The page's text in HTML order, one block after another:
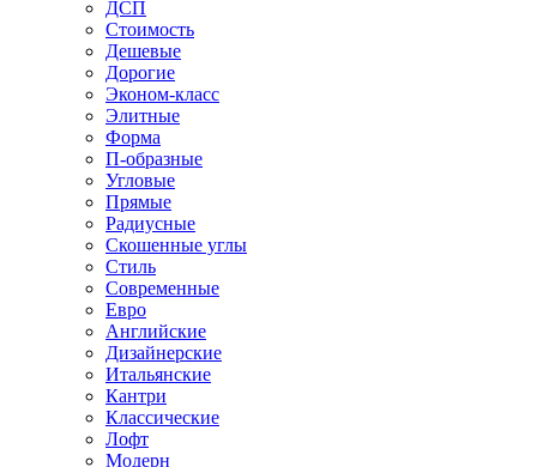
ДСП
Стоимость
Дешевые
Дорогие
Эконом-класс
Элитные
Форма
П-образные
Угловые
Прямые
Радиусные
Скошенные углы
Стиль
Современные
Евро
Английские
Дизайнерские
Итальянские
Кантри
Классические
Лофт
Модерн